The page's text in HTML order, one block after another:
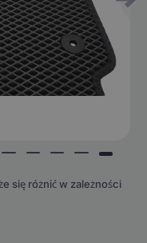
się różnić w zależności